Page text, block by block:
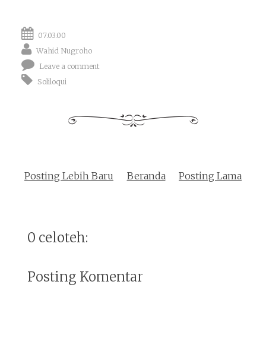
07.03.00
Wahid Nugroho
Leave a comment
Soliloqui
Posting Lebih Baru Posting Lama
Beranda
0 celoteh:
Posting Komentar